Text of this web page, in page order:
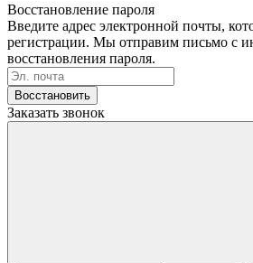
Восстановление пароля
Введите адрес электронной почты,
регистрации. Мы отправим письмо с
восстановления пароля.
Восстановить
Заказать звонок